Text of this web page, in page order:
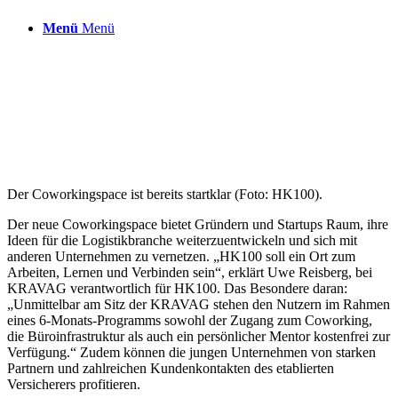
Menü Menü
Der Coworkingspace ist bereits startklar (Foto: HK100).
Der neue Coworkingspace bietet Gründern und Startups Raum, ihre
Ideen für die Logistikbranche weiterzuentwickeln und sich mit
anderen Unternehmen zu vernetzen. „HK100 soll ein Ort zum
Arbeiten, Lernen und Verbinden sein“, erklärt Uwe Reisberg, bei
KRAVAG verantwortlich für HK100. Das Besondere daran:
„Unmittelbar am Sitz der KRAVAG stehen den Nutzern im Rahmen
eines 6-Monats-Programms sowohl der Zugang zum Coworking,
die Büroinfrastruktur als auch ein persönlicher Mentor kostenfrei zur
Verfügung.“ Zudem können die jungen Unternehmen von starken
Partnern und zahlreichen Kundenkontakten des etablierten
Versicherers profitieren.